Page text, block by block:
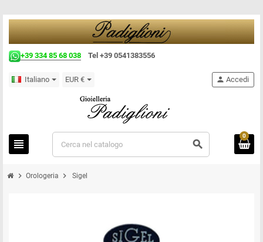
+39 334 85 68 038 Tel +39 0541383556
Italiano EUR €
view_headline search
person Accedi
0
chevron_right Orologeria chevron_right Sigel